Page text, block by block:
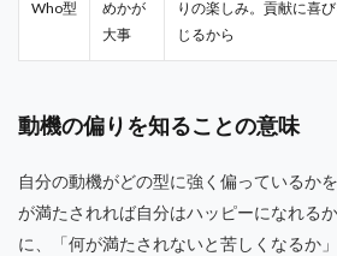
Who型
めかが
大事
りの楽しみ。貢献に喜
じるから
動機の偏りを知ることの意味
自分の動機がどの型に強く偏っているか
が満たされれば自分はハッピーになれる
に、「何が満たされないと苦しくなるか」